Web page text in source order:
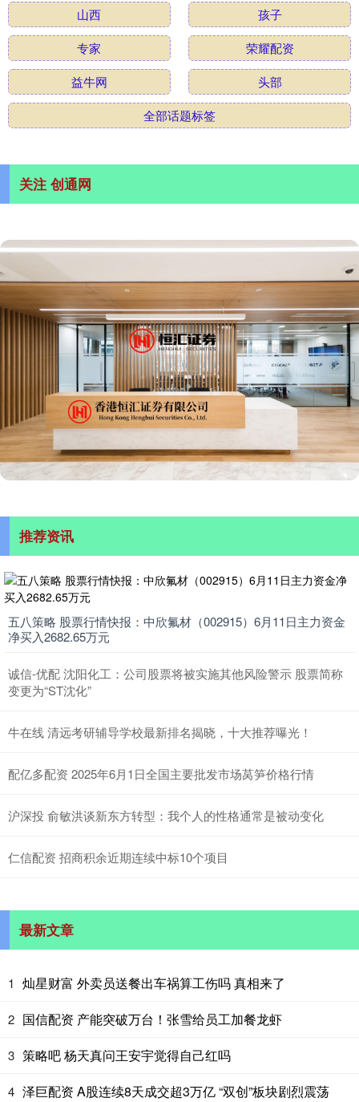
山西
孩子
专家
荣耀配资
益牛网
头部
全部话题标签
关注 创通网
推荐资讯
五八策略 股票行情快报：中欣氟材（002915）6月11日主力资金
净买入2682.65万元
诚信-优配 沈阳化工：公司股票将被实施其他风险警示 股票简称
变更为“ST沈化”
牛在线 清远考研辅导学校最新排名揭晓，十大推荐曝光！
配亿多配资 2025年6月1日全国主要批发市场莴笋价格行情
沪深投 俞敏洪谈新东方转型：我个人的性格通常是被动变化
仁信配资 招商积余近期连续中标10个项目
最新文章
1 灿星财富 外卖员送餐出车祸算工伤吗 真相来了
2 国信配资 产能突破万台！张雪给员工加餐龙虾
3 策略吧 杨天真问王安宇觉得自己红吗
4 泽巨配资 A股连续8天成交超3万亿 “双创”板块剧烈震荡